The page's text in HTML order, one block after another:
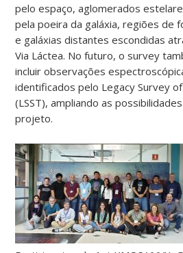
pelo espaço, aglomerados
pela poeira da galáxia, regiões de
e galáxias distantes escondidas
Via Láctea. No futuro, o survey
incluir observações
identificados pelo Legacy Survey
(LSST), ampliando as
projeto.